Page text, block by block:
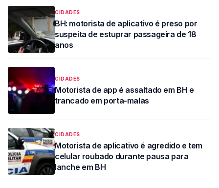
CIDADES
BH: motorista de aplicativo é preso por
suspeita de estuprar passageira de 18
anos
CIDADES
Motorista de app é assaltado em BH e
trancado em porta-malas
CIDADES
Motorista de aplicativo é agredido e tem
celular roubado durante pausa para
lanche em BH